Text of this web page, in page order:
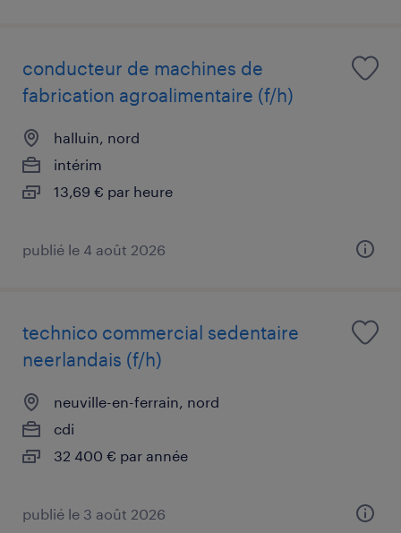
conducteur de machines de
fabrication agroalimentaire (f/h)
halluin, nord
intérim
13,69 € par heure
publié le 4 août 2026
technico commercial sedentaire
neerlandais (f/h)
neuville-en-ferrain, nord
cdi
32 400 € par année
publié le 3 août 2026